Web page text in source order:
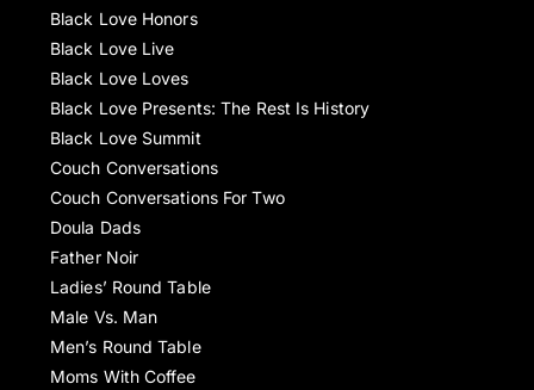
Black Love Honors
Black Love Live
Black Love Loves
Black Love Presents: The Rest Is History
Black Love Summit
Couch Conversations
Couch Conversations For Two
Doula Dads
Father Noir
Ladies’ Round Table
Male Vs. Man
Men’s Round Table
Moms With Coffee